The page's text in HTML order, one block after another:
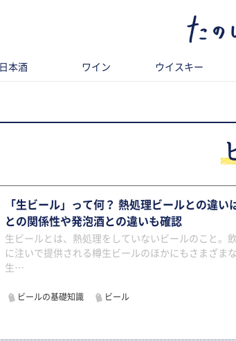
日本酒 ワイン ウイスキー
「生ビール」って何？ 熱処理ビールとの違い
との関係性や発泡酒との違いも確認
生ビールとは、熱処理をしていないビールのこと。
に注いで提供される樽生ビールのほかにもさまざま
生…
ビールの基礎知識 ビール